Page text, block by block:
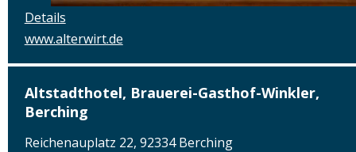
Details
www.alterwirt.de
Altstadthotel, Brauerei-Gasthof-Winkler,
Berching
Reichenauplatz 22, 92334 Berching